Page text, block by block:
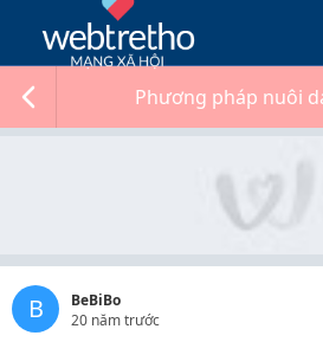
Phương pháp nuôi
B
BeBiBo
20 năm trước